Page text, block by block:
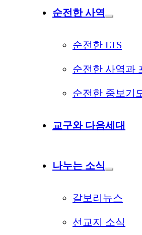
순전한 사역
순전한 LTS
순전한 사역과
순전한 중보기
교구와 다음세대
나누는 소식
갈보리뉴스
선교지 소식